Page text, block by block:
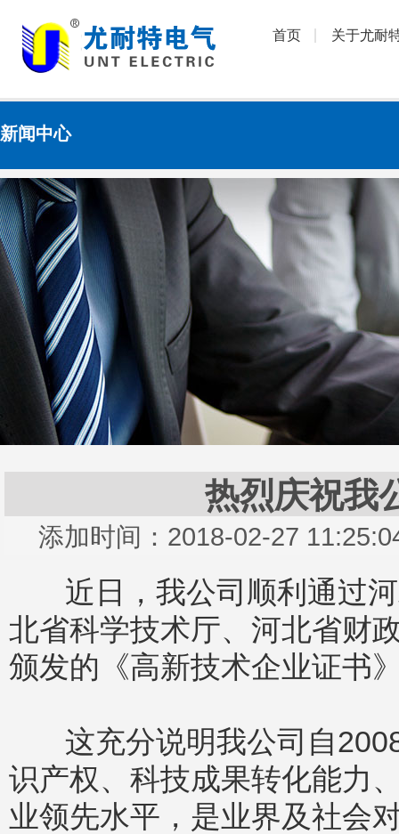
首页 关于尤耐
新闻中心
热烈庆祝我
添加时间：2018-02-27
近日，我公司顺利通过河
北省科学技术厅、河北省财
颁发的《高新技术企业证书
这充分说明我公司自2008
识产权、科技成果转化能力
业领先水平，是业界及社会